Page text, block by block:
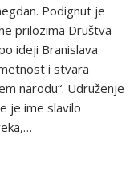
Podignut je
prilozima Društva
ideji Branislava
i stvara
narodu“. Udruženje
je ime slavilо